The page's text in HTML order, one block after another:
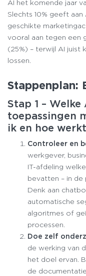
AI het komende jaar
Slechts 10% geeft
geschikte
vooral aan tegen een
(25%) – terwijl AI juist
lossen.
Stappenplan:
Stap 1 –
toepassingen
ik en hoe
Controleer en
werkgever,
IT-afdeling
bevatten – in de
Denk aan
automatische
algoritmes of
processen.
Doe zelf
de werking van
het doel ervan.
de